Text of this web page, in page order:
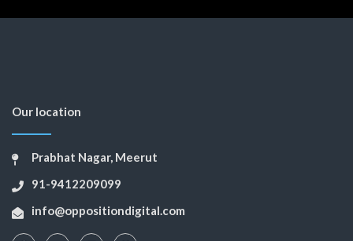
Our location
Prabhat Nagar, Meerut
91-9412209099
info@oppositiondigital.com